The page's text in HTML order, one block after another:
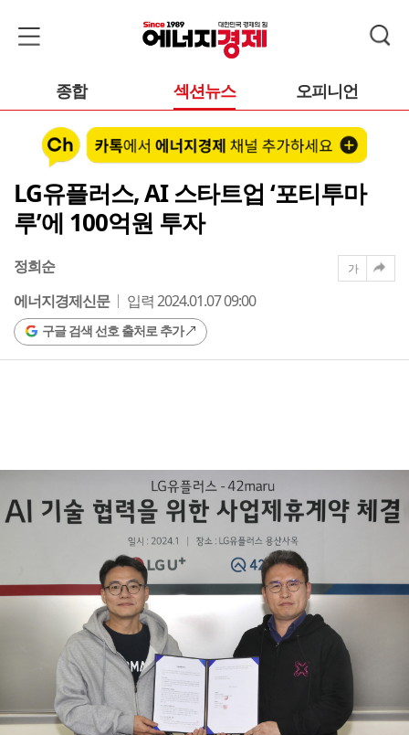
종합 섹션뉴스 오피니언
LG유플러스, AI 스타트업 ‘포티투마
루’에 100억원 투자
정희순
에너지경제신문
입력 2024.01.07 09:00
구글 검색 선호 출처로 추가
가